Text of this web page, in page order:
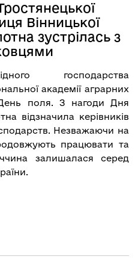
Вінницької
зустрілась з
господарства
академії аграрних
поля. З нагоди Дня
відзначила керівників
Незважаючи на
працювати та
залишалася серед